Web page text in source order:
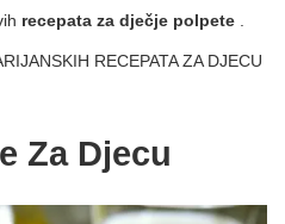
recepata za dječje polpete
RECEPATA ZA DJECU
Za Djecu